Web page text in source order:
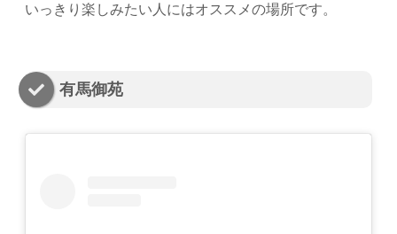
いっきり楽しみたい人にはオススメの場所です。
有馬御苑